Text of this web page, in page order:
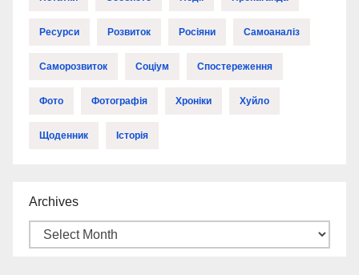
Ресурси Розвиток Росіяни Самоаналіз
Саморозвиток Соціум Спостереження
Фото Фотографія Хроніки Хуйло
Щоденник Історія
Archives